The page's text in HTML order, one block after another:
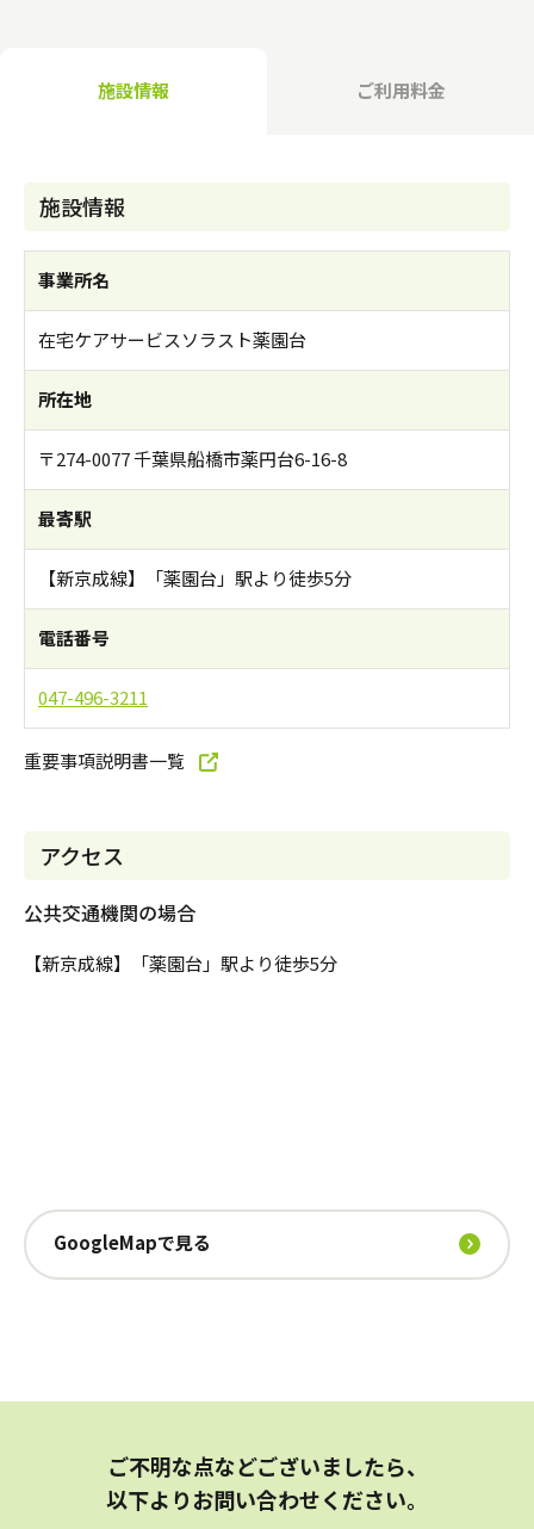
施設情報 ご利用料金
施設情報
事業所名
在宅ケアサービスソラスト薬園台
所在地
〒274-0077 千葉県船橋市薬円台6-16-8
最寄駅
【新京成線】「薬園台」駅より徒歩5分
電話番号
047-496-3211
重要事項説明書一覧
アクセス
公共交通機関の場合
【新京成線】「薬園台」駅より徒歩5分
GoogleMapで見る
ご不明な点などございましたら、
以下よりお問い合わせください。